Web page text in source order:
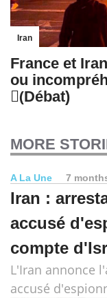
Iran
France et
ou
(ِDébat)
MORE
A La Une 7
Iran :
accusé
compte
L'Iran annonce
accusé